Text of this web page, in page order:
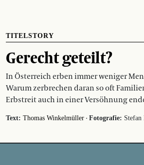
TITELSTORY
Gerecht geteilt?
In Österreich erben immer weniger
Warum zerbrechen daran so oft
Erbstreit auch in einer Versöhnung
Text: Thomas Winkelmüller · Fotografie: Stefan